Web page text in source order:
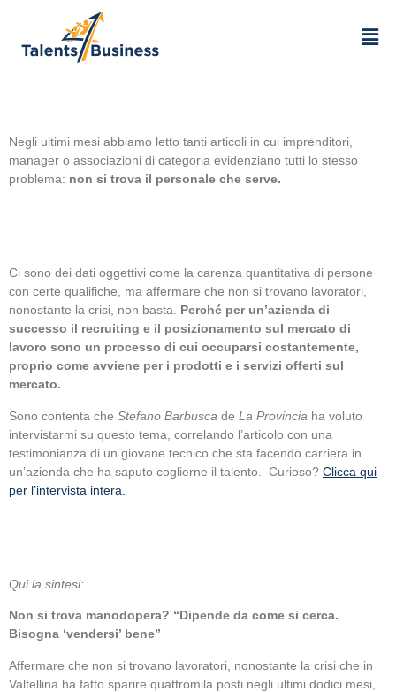
Negli ultimi mesi abbiamo letto tanti articoli in cui imprenditori,
manager o associazioni di categoria evidenziano tutti lo stesso
problema: non si trova il personale che serve.
Ci sono dei dati oggettivi come la carenza quantitativa di persone
con certe qualifiche, ma affermare che non si trovano lavoratori,
nonostante la crisi, non basta. Perché per un’azienda di
successo il recruiting e il posizionamento sul mercato di
lavoro sono un processo di cui occuparsi costantemente,
proprio come avviene per i prodotti e i servizi offerti sul
mercato.
Sono contenta che Stefano Barbusca de La Provincia ha voluto
intervistarmi su questo tema, correlando l’articolo con una
testimonianza di un giovane tecnico che sta facendo carriera in
un’azienda che ha saputo coglierne il talento. Curioso? Clicca qui
per l’intervista intera.
Qui la sintesi:
Non si trova manodopera? “Dipende da come si cerca.
Bisogna ‘vendersi’ bene”
Affermare che non si trovano lavoratori, nonostante la crisi che in
Valtellina ha fatto sparire quattromila posti negli ultimi dodici mesi,